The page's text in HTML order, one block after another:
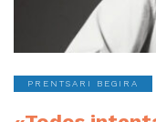
PRENTSARI BEGIRA